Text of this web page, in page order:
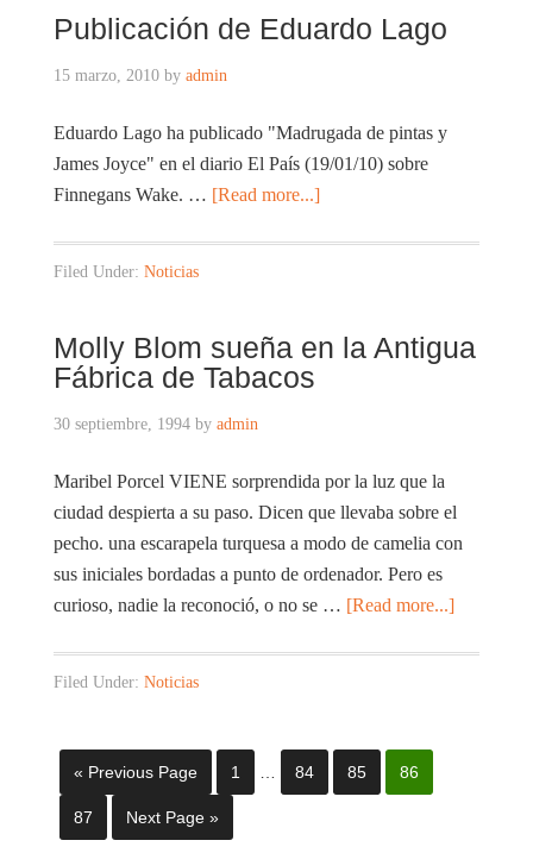
Publicación de Eduardo Lago
15 marzo, 2010by admin
Eduardo Lago ha publicado "Madrugada de pintas y
James Joyce" en el diario El País (19/01/10) sobre
Finnegans Wake. … [Read more...]
Filed Under: Noticias
Molly Blom sueña en la Antigua
Fábrica de Tabacos
30 septiembre, 1994by admin
Maribel Porcel VIENE sorprendida por la luz que la
ciudad despierta a su paso. Dicen que llevaba sobre el
pecho. una escarapela turquesa a modo de camelia con
sus iniciales bordadas a punto de ordenador. Pero es
curioso, nadie la reconoció, o no se … [Read more...]
Filed Under: Noticias
« Previous Page 1 84 85 86
87 Next Page »